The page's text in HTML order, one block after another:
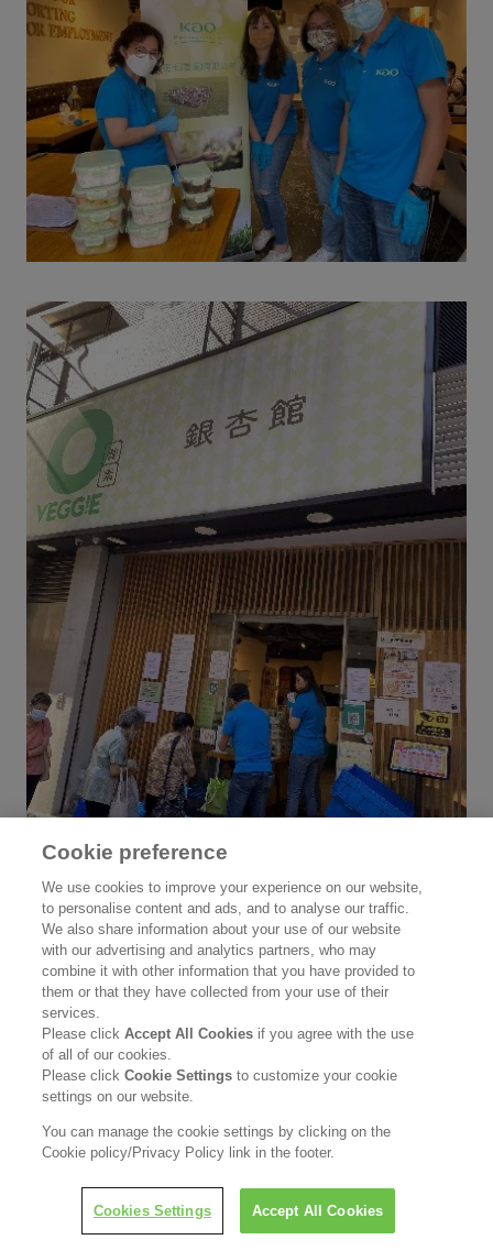
Cookie preference
We use cookies to improve your experience on our website,
to personalise content and ads, and to analyse our traffic.
We also share information about your use of our website
with our advertising and analytics partners, who may
combine it with other information that you have provided to
them or that they have collected from your use of their
services.
Please clickAccept All Cookies if you agree with the use
of all of our cookies.
Please clickCookie Settingsto customize your cookie
settings on our website.
You can manage the cookie settings by clicking on the
Cookie policy/Privacy Policy link in the footer.
Cookies Settings Accept All Cookies